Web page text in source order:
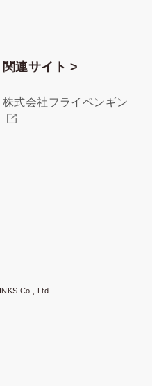
関連サイト >
株式会社フライペンギン
Co., Ltd.